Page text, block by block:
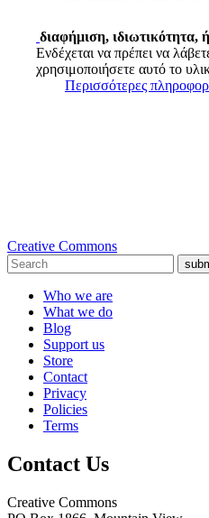
διαφήμιση, ιδιωτικότητα,
Ενδέχεται να πρέπει να
χρησιμοποιήσετε αυτό το
Περισσότερες
Creative Commons
Who we are
What we do
Blog
Support us
Store
Contact
Privacy
Policies
Terms
Contact Us
Creative Commons